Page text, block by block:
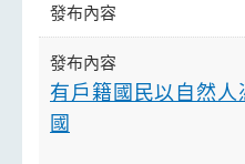
有戶籍國民以自然
國